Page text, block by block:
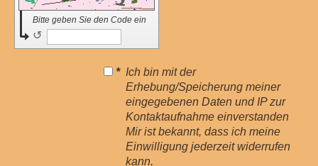
Bitte geben Sie den Code ein
↺
* Ich bin mit der
Erhebung/Speicherung meiner
eingegebenen Daten und IP zur
Kontaktaufnahme einverstanden
Mir ist bekannt, dass ich meine
Einwilligung jederzeit widerrufen
kann.